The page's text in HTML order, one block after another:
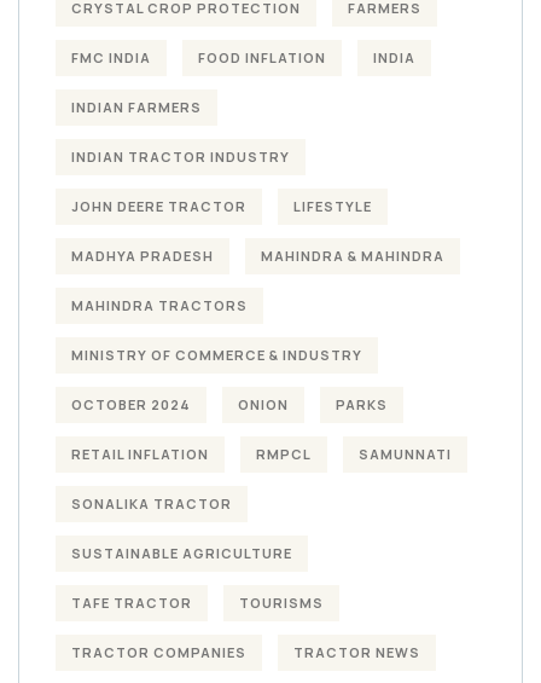
CRYSTAL CROP PROTECTION FARMERS
FMC INDIA FOOD INFLATION INDIA
INDIAN FARMERS
INDIAN TRACTOR INDUSTRY
JOHN DEERE TRACTOR LIFESTYLE
MADHYA PRADESH MAHINDRA & MAHINDRA
MAHINDRA TRACTORS
MINISTRY OF COMMERCE & INDUSTRY
OCTOBER 2024 ONION PARKS
RETAIL INFLATION RMPCL SAMUNNATI
SONALIKA TRACTOR
SUSTAINABLE AGRICULTURE
TAFE TRACTOR TOURISMS
TRACTOR COMPANIES TRACTOR NEWS